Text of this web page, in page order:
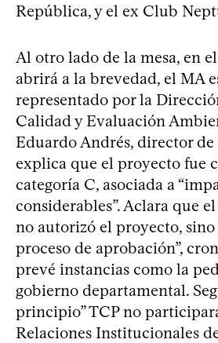
República, y el ex Club
Al otro lado de la mesa, en
abrirá a la brevedad, el MA
representado por la
Calidad y Evaluación
Eduardo Andrés, director
explica que el proyecto fue
categoría C, asociada a
considerables”. Aclara que
no autorizó el proyecto, sino
proceso de aprobación”,
prevé instancias como la
gobierno departamental.
principio” TCP no
Relaciones Institucionales